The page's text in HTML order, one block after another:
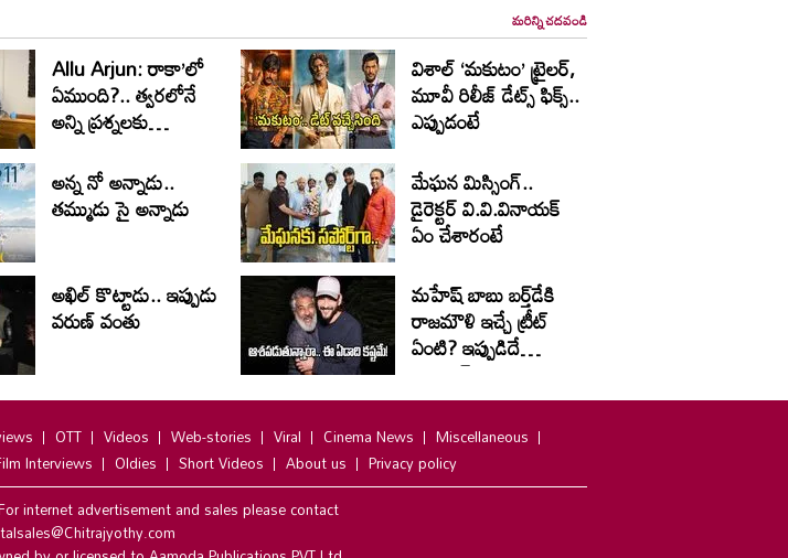
మరిన్ని చదవండి
Allu Arjun: రాకా’లో
ఏముంది?.. త్వరలోనే
అన్ని ప్రశ్నలకు
సమాధానం
విశాల్ ‘మకుటం’ ట్రైలర్,
మూవీ రిలీజ్ డేట్స్ ఫిక్స్..
ఎప్పుడంటే
అన్న నో అన్నాడు..
తమ్ముడు సై అన్నాడు
మేఘన మిస్సింగ్..
డైరెక్టర్ వి.వి.వినాయక్
ఏం చేశారంటే
అఖిల్ కొట్టాడు.. ఇప్పుడు
వరుణ్ వంతు
మహేష్ బాబు బర్త్‌డే‌కి
రాజమౌళి ఇచ్చే ట్రీట్
ఏంటి? ఇప్పుడిదే
ట్రెండింగ్
OTT Videos Web-stories Viral Cinema News
Miscellaneous
Interviews Oldies Short Videos About us
Privacy policy
internet advertisement and sales please contact